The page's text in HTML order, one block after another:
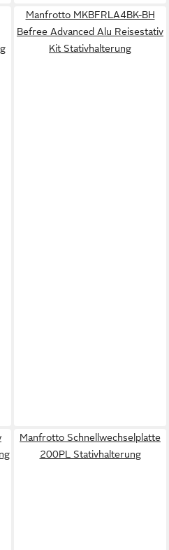
Manfrotto MKBFRLA4BK-BH
Befree Advanced Alu Reisestativ
Kit Stativhalterung
Manfrotto Schnellwechselplatte
200PL Stativhalterung